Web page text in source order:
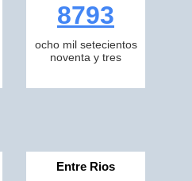
8793
ocho mil setecientos
noventa y tres
Entre Rios